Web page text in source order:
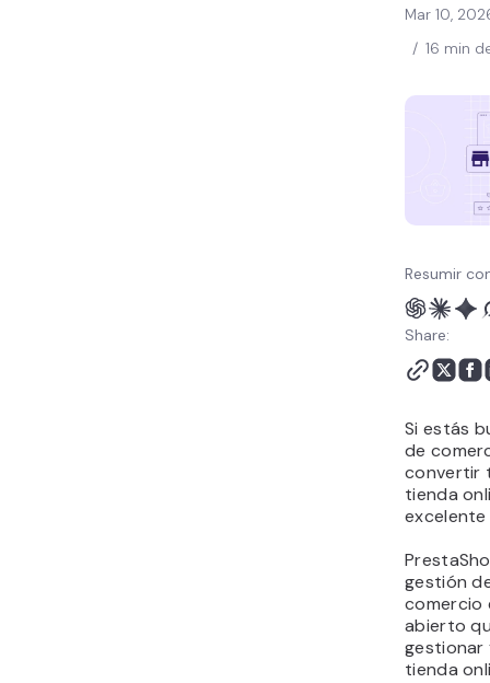
Mar 10,
/ 16 min
Resumir
Share:
Si estás
de
convertir
tienda
gestión
comercio
abierto
gestionar
tienda